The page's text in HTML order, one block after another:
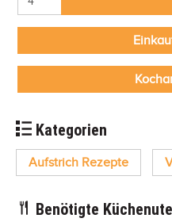
Kategorien
Aufstrich Rezepte
Benötigte